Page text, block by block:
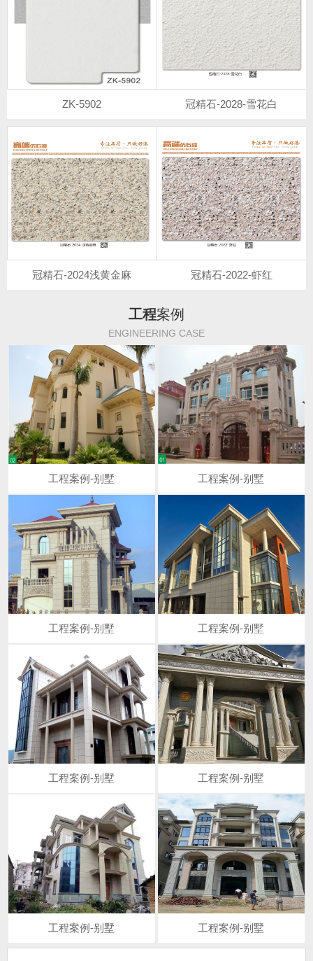
ZK-5902 冠精石-2028-雪花白
冠精石-2024浅黄金麻 冠精石-2022-虾红
工程案例
ENGINEERING CASE
工程案例-别墅 工程案例-别墅
工程案例-别墅 工程案例-别墅
工程案例-别墅 工程案例-别墅
工程案例-别墅 工程案例-别墅